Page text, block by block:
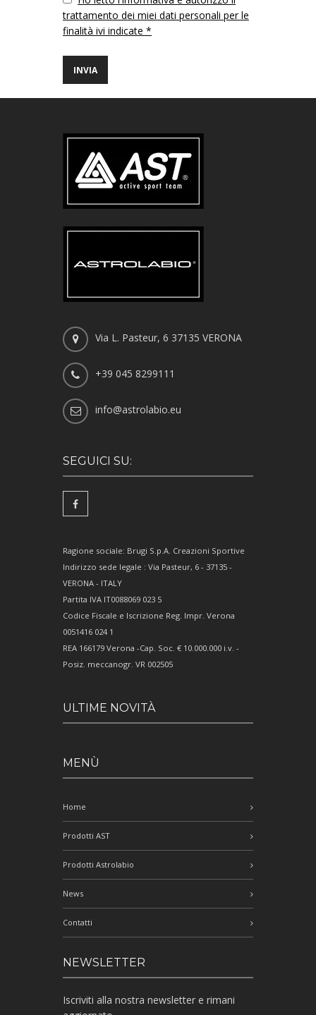
trattamento dei miei dati personali per le
finalità ivi indicate *
Via L. Pasteur, 6 37135 VERONA
+39 045 8299111
info@astrolabio.eu
SEGUICI SU:
Ragione sociale: Brugi S.p.A. Creazioni Sportive
Indirizzo sede legale : Via Pasteur, 6 - 37135 -
VERONA - ITALY
Partita IVA IT0088069 023 5
Codice Fiscale e Iscrizione Reg. Impr. Verona
0051416 024 1
REA 166179 Verona -Cap. Soc. € 10.000.000 i.v. -
Posiz. meccanogr. VR 002505
ULTIME NOVITÀ
MENÙ
Home
Prodotti AST
Prodotti Astrolabio
News
Contatti
NEWSLETTER
Iscriviti alla nostra newsletter e rimani